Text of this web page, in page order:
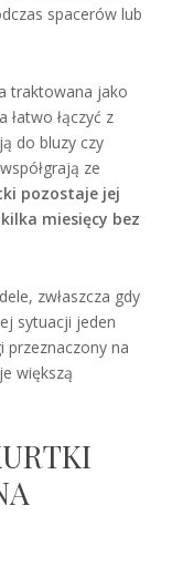
spacerów lub
traktowana jako
łączyć z
do bluzy czy
ze
pozostaje jej
miesięcy bez
zwłaszcza gdy
sytuacji jeden
przeznaczony na
większą